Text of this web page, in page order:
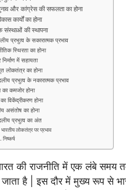
और कांग्रेस की सफलता का होना
कार्यों का होना
संस्थाओं की स्थापना
प्रभुत्व के सकारात्मक प्रभाव
स्थिरता का होना
निर्माण में सहायता
लोकतंत्र का होना
प्रभुत्व के नकारात्मक प्रभाव
का कमजोर होना
का विकेंद्रीकरण होना
असंतोष का होना
प्रभुत्व का अंत
भारतीय लोकतंत्र पर प्रभाव
निष्कर्ष
की राजनीति में एक लंबे
है | इस दौर में मुख्य रूप से